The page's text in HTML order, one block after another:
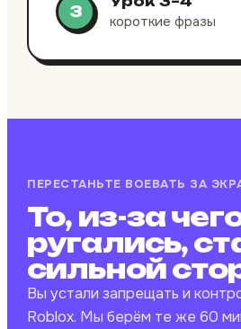
3
короткие фразы
ПЕРЕСТАНЬТЕ ВОЕВАТЬ ЗА
То, из-за
ругались,
сильной
Вы устали запрещать и
Roblox. Мы берём те же 60